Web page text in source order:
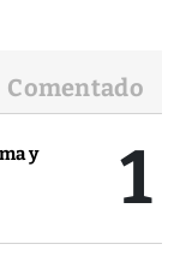
Comentado
y
1